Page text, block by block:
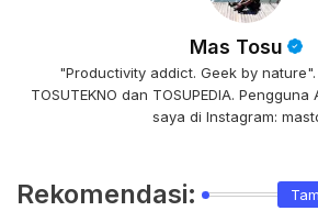
Mas Tosu
"Productivity addict. Geek by
TOSUTEKNO dan TOSUPEDIA.
saya di Instagram:
Rekomendasi: